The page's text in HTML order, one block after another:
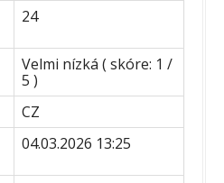
24
Velmi nízká ( skóre: 1 /
5 )
CZ
04.03.2026 13:25